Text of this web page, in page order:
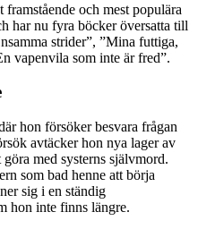
och mest populära
har nu fyra böcker översatta till
strider”, ”Mina futtiga,
vapenvila som inte är fred”.
hon försöker besvara frågan
avtäcker hon nya lager av
med systerns självmord.
som bad henne att börja
sig i en ständig
hon inte finns längre.